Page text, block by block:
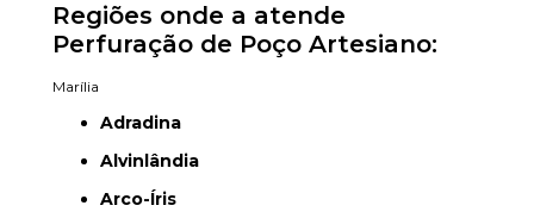
Regiões onde a atende
Perfuração de Poço Artesiano:
Marília
Adradina
Alvinlândia
Arco-Íris